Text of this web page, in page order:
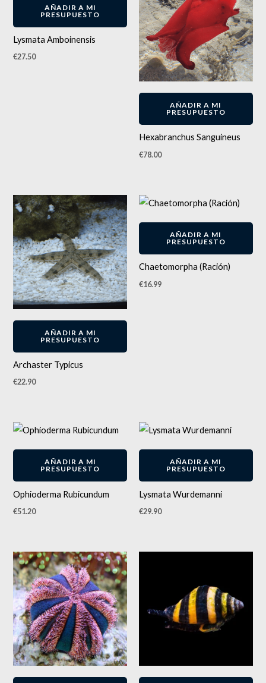
AÑADIR A MI
PRESUPUESTO
Lysmata Amboinensis
€27.50
AÑADIR A MI
PRESUPUESTO
Hexabranchus Sanguineus
€78.00
AÑADIR A MI
PRESUPUESTO
Archaster Typicus
€22.90
AÑADIR A MI
PRESUPUESTO
Chaetomorpha (Ración)
€16.99
AÑADIR A MI
PRESUPUESTO
Ophioderma Rubicundum
€51.20
AÑADIR A MI
PRESUPUESTO
Lysmata Wurdemanni
€29.90